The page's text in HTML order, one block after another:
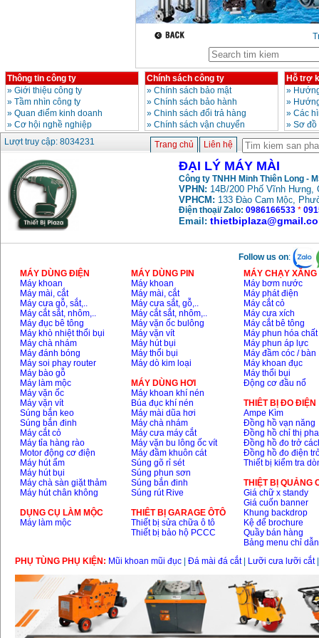
Máy cắt kim loại
plasma Hồng ký
Giá:6000000
Máy mài 2 đá Hồng
Giá
Thông tin công ty
» Giới thiệu công ty
» Tầm nhìn công ty
» Quan điểm kinh doanh
» Cơ hội nghề nghiệp
Chính sách công ty
» Chính sách bảo mật
» Chính sách bảo hành
» Chinh sách đổi trả hàng
» Chính sách vận chuyển
Hỗ trợ
»
»
» Các
» Sơ
Lượt truy cập: 8034231
Trang chủ Liên hệ
ĐẠI LÝ MÁY MÀI
Công ty TNHH Minh Thiên Long -
VPHN: 14B/200 Phố Vĩnh Hưng,
VPHCM: 133 Đào Cam Mộc,
Điện thoại/ Zalo: 0986166533 *
Email:
Follow us on:
MÁY DÙNG ĐIỆN
Máy khoan
Máy mài, cắt
Máy cưa gỗ, sắt,..
Máy cắt sắt, nhôm,..
Máy đục bê tông
Máy khò nhiệt thổi bụi
Máy chà nhám
Máy đánh bóng
Máy soi phay router
Máy bào gỗ
Máy làm mộc
Máy vặn ốc
Máy vặn vít
Súng bắn keo
Súng bắn đinh
Máy cắt cỏ
Máy tỉa hàng rào
Motor động cơ điện
Máy hút ẩm
Máy hút bụi
Máy chà sàn giặt thảm
Máy hút chân không
DỤNG CỤ LÀM MỘC
Máy làm mộc
MÁY DÙNG PIN
Máy khoan
Máy mài, cắt
Máy cưa sắt, gỗ,..
Máy cắt sắt, nhôm,..
Máy vặn ốc bulông
Máy vặn vít
Máy hút bụi
Máy thổi bụi
Máy dò kim loại
MÁY DÙNG HƠI
Máy khoan khí nén
Búa đục khí nén
Máy mài dũa hơi
Máy chà nhám
Máy cưa máy cắt
Máy vặn bu lông ốc vít
Máy đầm khuôn cát
Súng gõ rỉ sét
Súng phun sơn
Súng bắn đinh
Súng rút Rive
THIÊT BỊ GARAGE ÔTÔ
Thiết bị sửa chữa ô tô
Thiết bị bảo hộ PCCC
MÁY CHẠY
Máy bơm nước
Máy phát điện
Máy cắt cỏ
Máy cưa xích
Máy cắt bê tông
Máy phun hóa chất
Máy phun áp lực
Máy đầm cóc / bàn
Máy khoan đục
Máy thổi bụi
Động cơ đầu nổ
THIÊT BỊ ĐO ĐIỆN
Ampe Kìm
Đồng hồ vạn năng
Đồng hồ chỉ thị pha
Đồng hồ đo trở
Đồng hồ đo điện
Thiết bị kiểm tra
THIỆT BỊ QUẢNG
Giá chữ x standy
Giá cuốn banner
Khung backdrop
Kệ để brochure
Quầy bán hàng
Bảng menu chỉ dẫn
PHỤ TÙNG PHỤ KIỆN: Mũi khoan mũi đục Đá mài đá cắt| Lưỡi cưa lưỡi cắt